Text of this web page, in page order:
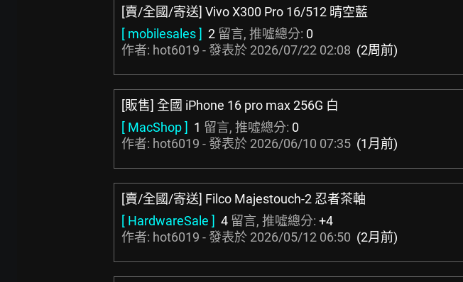
[賣/全國/寄送] Vivo X300 Pro 16/512 晴空藍
[ mobilesales ] 2 留言, 推噓總分: 0
作者: hot6019 - 發表於 2026/07/22 02:08 (2周前)
[販售] 全國 iPhone 16 pro max 256G 白
[ MacShop ] 1 留言, 推噓總分: 0
作者: hot6019 - 發表於 2026/06/10 07:35 (1月前)
[賣/全國/寄送] Filco Majestouch-2 忍者茶軸
[ HardwareSale ] 4 留言, 推噓總分: +4
作者: hot6019 - 發表於 2026/05/12 06:50 (2月前)